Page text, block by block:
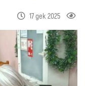
17 дек 2025